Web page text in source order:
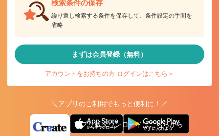
検索条件の保存
繰り返し検索する条件を保存して、条件設定の手間を
省略
まずは会員登録（無料）
アカウントをお持ちの方 ログインはこちら＞
＼アプリのご利用でもっと便利に！／
アプリ版ダウンロードはこちらから